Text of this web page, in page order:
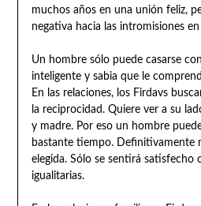
muchos años en una unión feliz,
negativa hacia las intromisiones
Un hombre sólo puede casarse
inteligente y sabia que le
En las relaciones, los Firdavs
la reciprocidad. Quiere ver a su
y madre. Por eso un hombre
bastante tiempo. Definitivamente
elegida. Sólo se sentirá satisfecho
igualitarias.